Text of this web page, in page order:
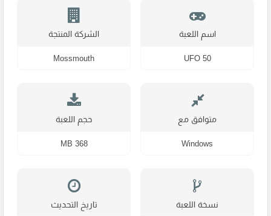
اسم اللعبة
UFO 50
الشركة المنتجة
Mossmouth
متوافق مع
Windows
حجم اللعبة
368 MB
نسخة اللعبة تاريخ التحديث